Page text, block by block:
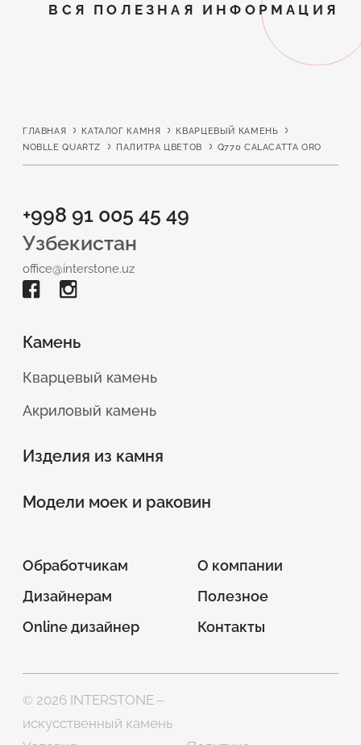
ВСЯ ПОЛЕЗНАЯ ИНФОРМАЦИЯ
ГЛАВНАЯ КАТАЛОГ КАМНЯ
КВАРЦЕВЫЙ КАМЕНЬ
NOBLLE QUARTZ
ПАЛИТРА ЦВЕТОВ Q770 CALACATTA ORO
+998 91 005 45 49
Узбекистан
office@interstone.uz
Камень
Кварцевый камень
Акриловый камень
Изделия из камня
Модели моек и раковин
Обработчикам
Дизайнерам
Online дизайнер
О компании
Полезное
Контакты
© 2026 INTERSTONE –
искусственный камень